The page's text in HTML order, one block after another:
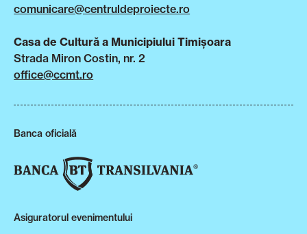
comunicare@centruldeproiecte.ro
Casa de Cultură a Municipiului Timișoara
Strada Miron Costin, nr. 2
office@ccmt.ro
Banca oficială
Asiguratorul evenimentului